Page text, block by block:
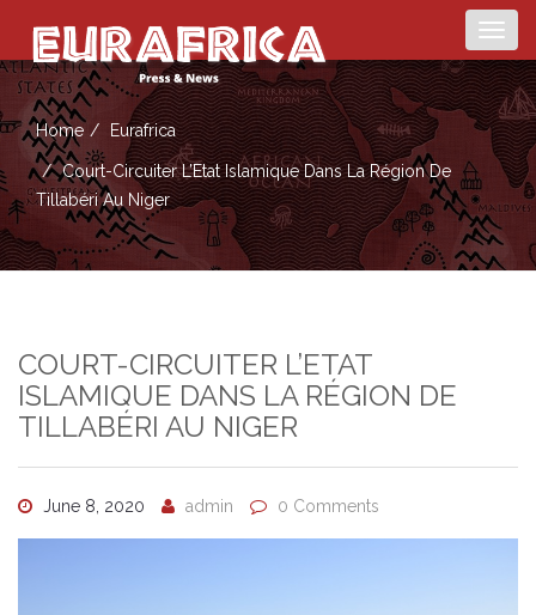
Home Eurafrica
Court-Circuiter L’Etat Islamique Dans La Région De
Tillabéri Au Niger
COURT-CIRCUITER L’ETAT
ISLAMIQUE DANS LA RÉGION DE
TILLABÉRI AU NIGER
June 8, 2020 admin 0 Comments